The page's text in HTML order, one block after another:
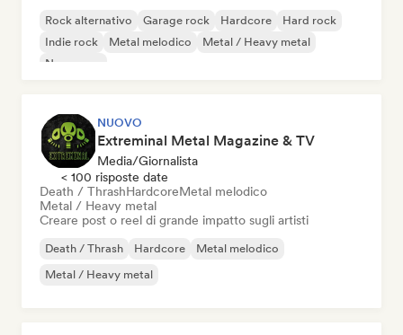
Rock alternativo Garage rock Hardcore
Hard rock
Indie rock
Metal melodico
Metal / Heavy metal
New wave
NUOVO
Extreminal Metal Magazine & TV
Media/Giornalista
< 100 risposte date
Death / ThrashHardcoreMetal melodico
Metal / Heavy metal
Creare post o reel di grande impatto sugli artisti
Death / Thrash Hardcore
Metal melodico
Metal / Heavy metal